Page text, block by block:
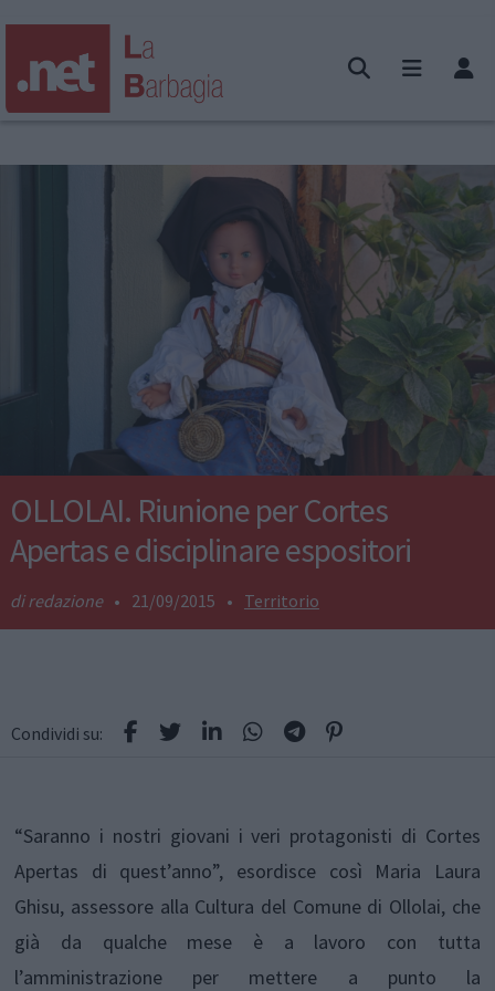
OLLOLAI. Riunione per Cortes
Apertas e disciplinare espositori
redazione • 21/09/2015 • Territorio
Condividi su:
“Saranno i nostri giovani i veri protagonisti di Cortes
Apertas di quest’anno”, esordisce così Maria Laura
Ghisu, assessore alla Cultura del Comune di Ollolai, che
già da qualche mese è a lavoro con tutta
l’amministrazione per mettere a punto la